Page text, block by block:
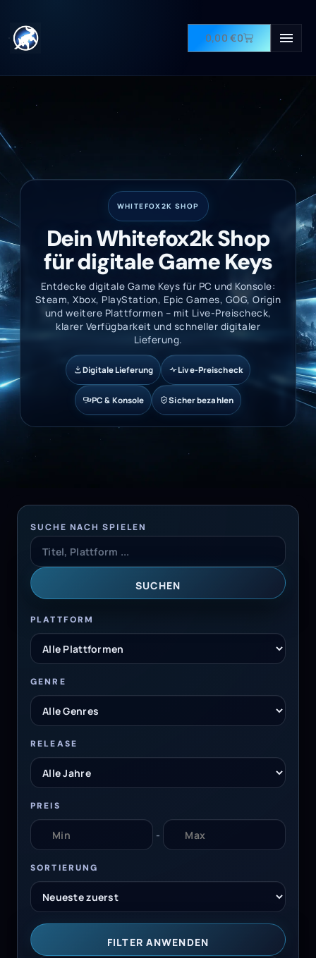
0,00€0
WHITEFOX2K SHOP
Dein Whitefox2k Shop
für digitale Game Keys
Entdecke digitale Game Keys für PC und Konsole:
Steam, Xbox, PlayStation, Epic Games, GOG, Origin
und weitere Plattformen – mit Live-Preischeck,
klarer Verfügbarkeit und schneller digitaler
Lieferung.
Digitale Lieferung Live-Preischeck
PC & Konsole Sicher bezahlen
SUCHE NACH SPIELEN
SUCHEN
PLATTFORM
GENRE
RELEASE
PREIS
-
SORTIERUNG
FILTER ANWENDEN